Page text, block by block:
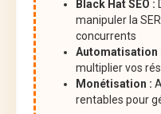
Black Hat SEO :
manipuler la
concurrents
Automatisation
multiplier vos
Monétisation :
rentables pour